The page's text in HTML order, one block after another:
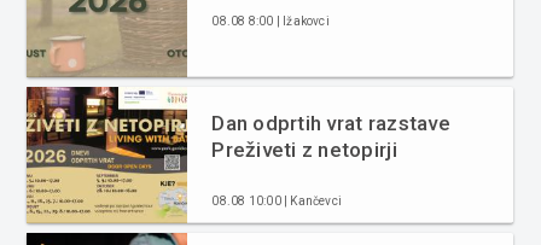
08.08 8:00 | Ižakovci
Dan odprtih vrat razstave
Preživeti z netopirji
08.08 10:00 | Kančevci